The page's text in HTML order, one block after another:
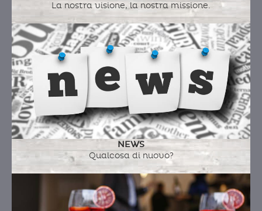
cacao)La nostra visione, la nostra missione.
NEWS
Qualcosa di nuovo?